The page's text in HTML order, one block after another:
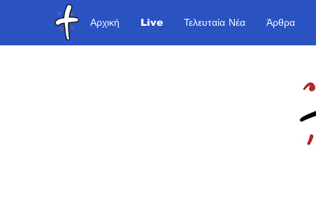
Αρχική Live Τελευταία Νέα Άρθρα